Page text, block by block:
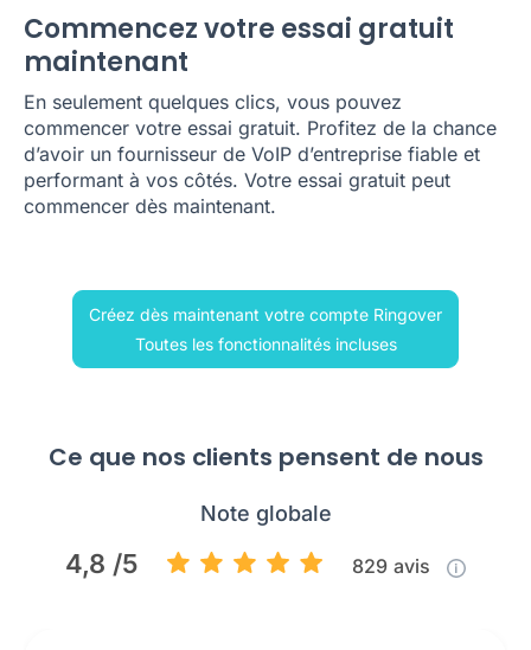
Commencez votre essai gratuit
maintenant
En seulement quelques clics, vous pouvez
commencer votre essai gratuit. Profitez de la chance
d’avoir un fournisseur de VoIP d’entreprise fiable et
performant à vos côtés. Votre essai gratuit peut
commencer dès maintenant.
Créez dès maintenant votre compte Ringover
Toutes les fonctionnalités incluses
Ce que nos clients pensent de nous
Note globale
4,8 /5 829 avis